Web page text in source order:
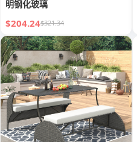
明钢化玻璃
$204.24$321.34